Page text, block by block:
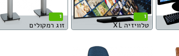
1
טלוויזיה XL
1
זוג רמקולים